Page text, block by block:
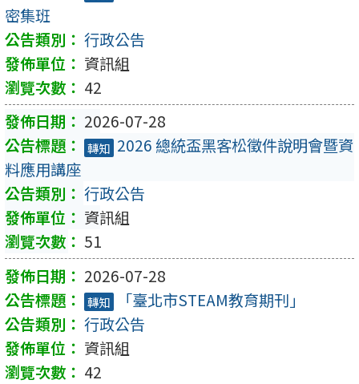
密集班
行政公告
資訊組
42
2026-07-28
轉知 2026 總統盃黑客松徵件說明會暨資
料應用講座
行政公告
資訊組
51
2026-07-28
轉知
「臺北市STEAM教育期刊」
行政公告
資訊組
42